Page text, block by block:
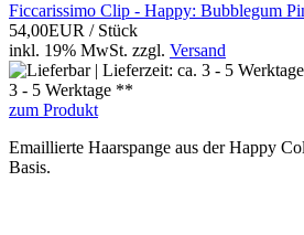
Ficcarissimo Clip - Happy: Bubblegum
54,00EUR / Stück
inkl. 19% MwSt. zzgl. Versand
3 - 5 Werktage **
zum Produkt
Emaillierte Haarspange aus der Happy
Basis.